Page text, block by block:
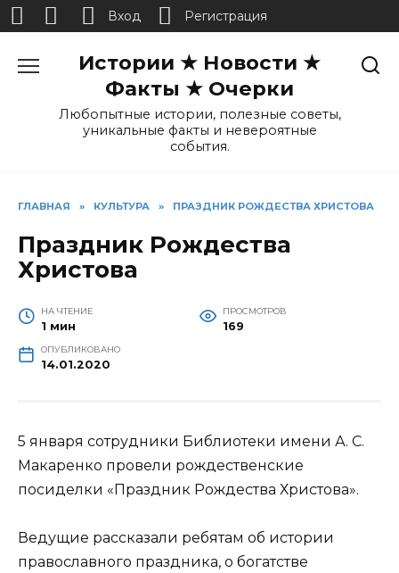
Истории ★ Новости ★
Факты ★ Очерки
Любопытные истории, полезные советы,
уникальные факты и невероятные
события.
ГЛАВНАЯ » КУЛЬТУРА » ПРАЗДНИК РОЖДЕСТВА ХРИСТОВА
Праздник Рождества
Христова
НА ЧТЕНИЕ
1 мин
ПРОСМОТРОВ
169
ОПУБЛИКОВАНО
14.01.2020
5 января сотрудники Библиотеки имени А. С.
Макаренко провели рождественские
посиделки «Праздник Рождества Христова».
Ведущие рассказали ребятам об истории
православного праздника, о богатстве
Вход Регистрация